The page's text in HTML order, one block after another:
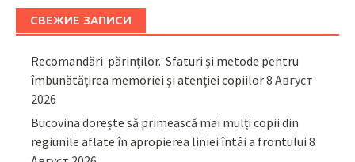
СВЕЖИЕ ЗАПИСИ
Recomandări părinţilor. Sfaturi și metode pentru
îmbunătățirea memoriei și atenției copiilor8 Август
2026
Bucovina dorește să primească mai mulți copii din
regiunile aflate în apropierea liniei întâi a frontului 8